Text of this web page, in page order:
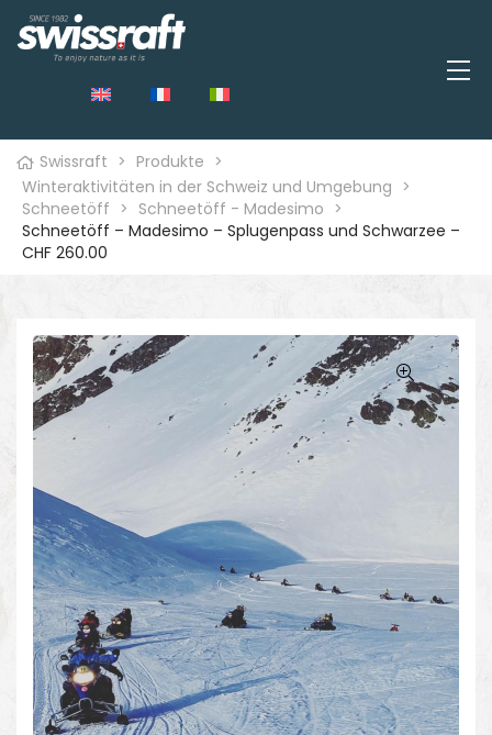
Swissraft > Produkte >
Winteraktivitäten in der Schweiz und Umgebung >
Schneetöff > Schneetöff - Madesimo >
Schneetöff – Madesimo – Splugenpass und Schwarzee –
CHF 260.00
🔍